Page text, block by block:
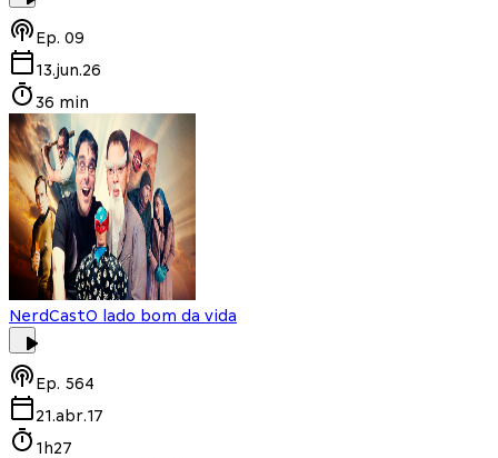
Ep. 09
13.jun.26
36 min
NerdCastO lado bom da vida
Ep. 564
21.abr.17
1h27